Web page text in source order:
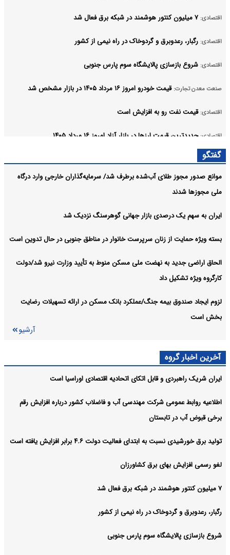
اقتصادی: ۷ میلیون کنتور هوشمند در شبکه برق فعال شد
اقتصادی: رگبار، رعدوبرق و گردوخاک در راه نیمی از کشور
اقتصادی: شروع بازسازی پالایشگاه سوم پارس جنوبی
صنعت معدن تجارت: قیمت خودرو امروز ۱۶ مرداد ۱۴۰۵ در بازار مشخص شد
اقتصادی: قیمت نفت رو به افزایش است
اقتصادی: جدیدترین قیمت ارزها در بازار آزاد امروز ۱۶ مرداد ۱۴۰۵
گفتگو
موانع صدور مجوز طلای آب‌شده برطرف شد/ سرمایه‌گذاران خارجی وارد درگاه
ملی مجوزها شدند
ایران به سهم یک‌ درصدی بازار جهانی گوهرسنگ نزدیک شد
بسته ویژه حمایت از زنان سرپرست خانوار در مناطق جنوبی در حال تدوین است
الحاق اراضی جدید به نهضت ملی مسکن منوط به تأیید وزارت نیرو شد/دولت
کارگروه ویژه تشکیل داد
لزوم ایجاد صندوق بیمه جنگ/عملکرد بانک مسکن در ارائه تسهیلات رضایت
بخش است
آرشیو
آخرین اخبار گروه
ایران شریک راهبردی و قابل اتکای اتحادیه اقتصادی اوراسیا است
اطلاعیه روابط عمومی شرکت مهندسی آب و فاضلاب کشور درباره افزایش رقم
برخی قبوض آب در تابستان
تولید برق خورشیدی نسبت به ابتدای فعالیت دولت ۴.۶ برابر افزایش یافته است
لغو رسمی افزایش بهای برق کشاورزان
۷ میلیون کنتور هوشمند در شبکه برق فعال شد
رگبار، رعدوبرق و گردوخاک در راه نیمی از کشور
شروع بازسازی پالایشگاه سوم پارس جنوبی